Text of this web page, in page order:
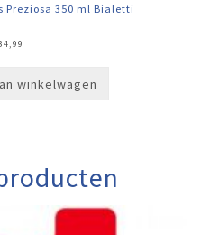
Preziosa 350 ml Bialetti
winkelwagen